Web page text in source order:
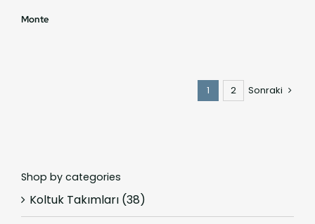
Monte
1 2 Sonraki
Shop by categories
Koltuk Takımları (38)